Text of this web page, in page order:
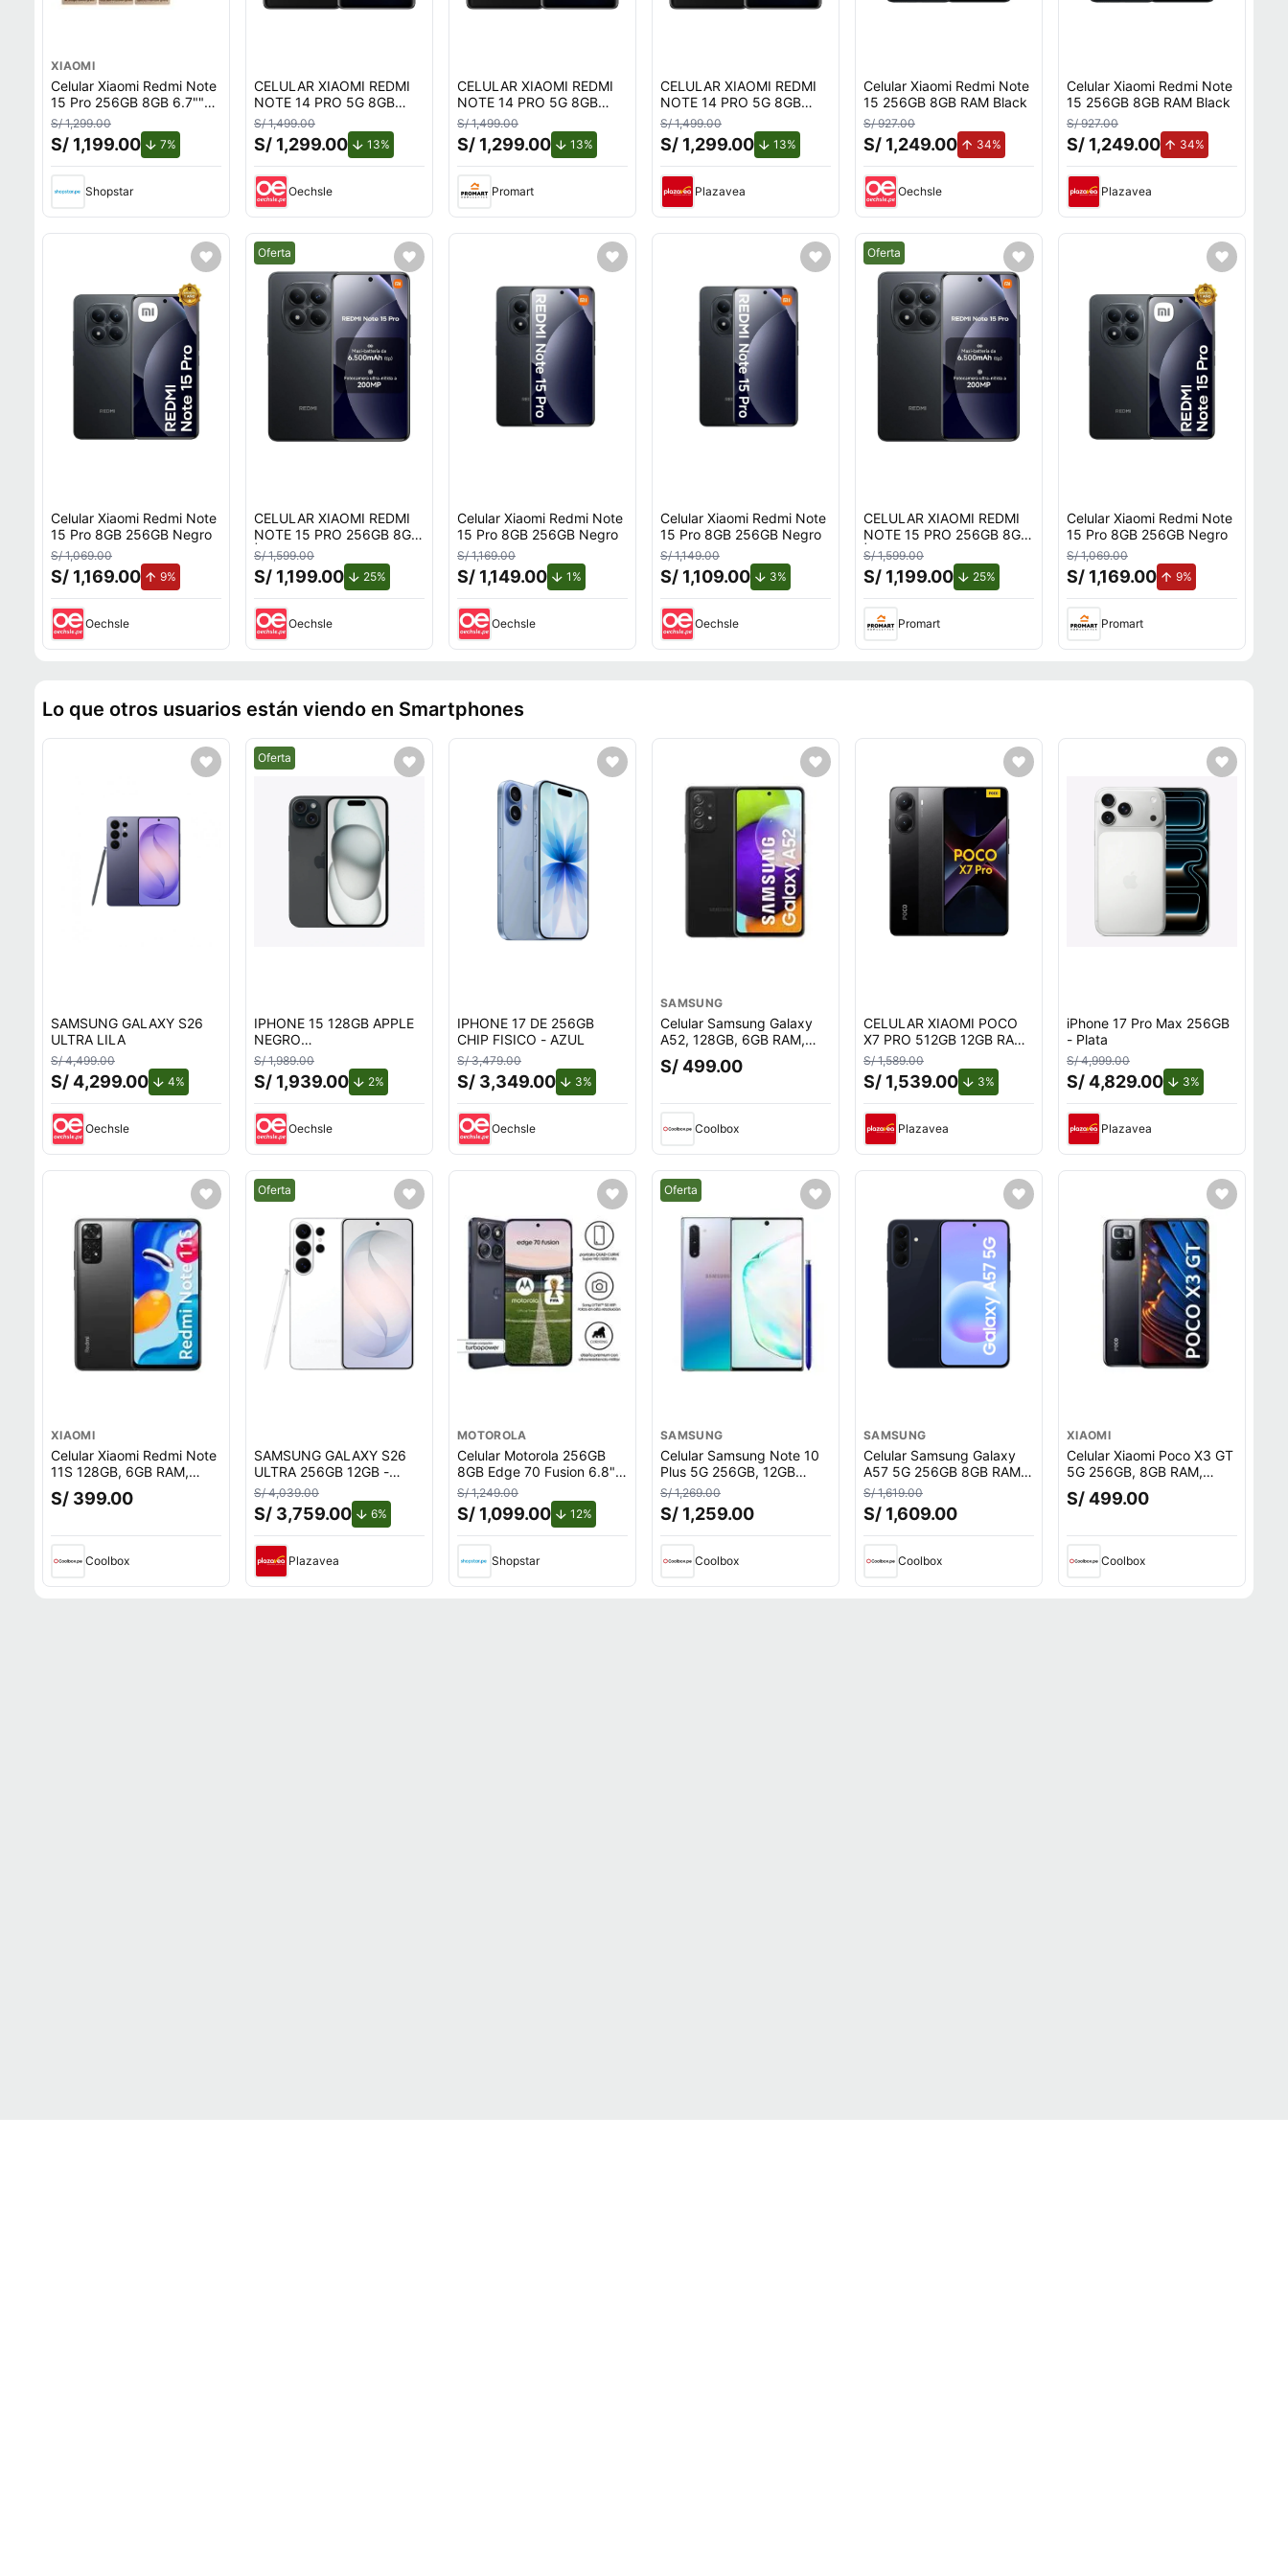
XIAOMI
Celular Xiaomi Redmi Note
15 Pro 256GB 8GB 6.7""
Black
S/ 1,299.00
S/ 1,199.00 7%
Shopstar
CELULAR XIAOMI REDMI
NOTE 14 PRO 5G 8GB
RAM 256GB DUAL SIM
6.67 - MIDNIGHT BLACK
S/ 1,499.00
S/ 1,299.00 13% de descuento.
Oechsle
CELULAR XIAOMI REDMI
NOTE 14 PRO 5G 8GB
RAM 256GB DUAL SIM
6.67 - MIDNIGHT BLACK
S/ 1,499.00
S/ 1,299.00 13% de descuento.
Promart
CELULAR XIAOMI REDMI
NOTE 14 PRO 5G 8GB
RAM 256GB DUAL SIM
6.67 - MIDNIGHT BLACK
S/ 1,499.00
S/ 1,299.00 13% de descuento.
Plazavea
Celular Xiaomi Redmi Note
15 256GB 8GB RAM Black
S/ 927.00
S/ 1,249.00 34%
Oechsle
Celular Xiaomi Redmi Note
15 256GB 8GB RAM Black
S/ 927.00
S/ 1,249.00 34%
Plazavea
Celular Xiaomi Redmi Note
15 Pro 8GB 256GB Negro
S/ 1,069.00
S/ 1,169.00 9%
Oechsle
Mejor precio.
Oferta
CELULAR XIAOMI REDMI
NOTE 15 PRO 256GB 8GB
| NEGRO
S/ 1,599.00
S/ 1,199.00 25% de descuento.
Oechsle
Celular Xiaomi Redmi Note
15 Pro 8GB 256GB Negro
S/ 1,169.00
S/ 1,149.00 1%
Oechsle
Celular Xiaomi Redmi Note
15 Pro 8GB 256GB Negro
S/ 1,149.00
S/ 1,109.00 3%
Oechsle
Mejor precio.
Oferta
CELULAR XIAOMI REDMI
NOTE 15 PRO 256GB 8GB
| NEGRO
S/ 1,599.00
S/ 1,199.00 25% de descuento.
Promart
Celular Xiaomi Redmi Note
15 Pro 8GB 256GB Negro
S/ 1,069.00
S/ 1,169.00 9%
Promart
Lo que otros usuarios están viendo en Smartphones
SAMSUNG GALAXY S26
ULTRA LILA
S/ 4,499.00
S/ 4,299.00 4% de descuento.
Oechsle
Mejor precio.
Oferta
IPHONE 15 128GB APPLE
NEGRO
REACONDICIONADO
S/ 1,989.00
S/ 1,939.00 2% de descuento.
Oechsle
IPHONE 17 DE 256GB
CHIP FISICO - AZUL
S/ 3,479.00
S/ 3,349.00 3%
Oechsle
SAMSUNG
Celular Samsung Galaxy
A52, 128GB, 6GB RAM,
cámara trasera 64MP y
frontal 32MP, 6.5"",
S/ 499.00
Coolbox
CELULAR XIAOMI POCO
X7 PRO 512GB 12GB RAM
NEGRO
S/ 1,589.00
S/ 1,539.00 3% de descuento.
Plazavea
iPhone 17 Pro Max 256GB
- Plata
S/ 4,999.00
S/ 4,829.00 3%
Plazavea
XIAOMI
Celular Xiaomi Redmi Note
11S 128GB, 6GB RAM,
cámara trasera 108MP y
frontal 16MP, 6.43"", gris
S/ 399.00
Coolbox
Mejor precio.
Oferta
SAMSUNG GALAXY S26
ULTRA 256GB 12GB -
BLANCO
S/ 4,039.00
S/ 3,759.00 6% de descuento.
Plazavea
MOTOROLA
Celular Motorola 256GB
8GB Edge 70 Fusion 6.8""
Azul
S/ 1,249.00
S/ 1,099.00 12% de descuento.
Shopstar
Mejor precio.
Oferta
SAMSUNG
Celular Samsung Note 10
Plus 5G 256GB, 12GB
RAM, cámara trasera
12MP, frontal 10MP, 6.8"",
AuroraGlow
S/ 1,269.00
S/ 1,259.00
Coolbox
SAMSUNG
Celular Samsung Galaxy
A57 5G 256GB 8GB RAM,
cámara trasera 50MP y
frontal 12MP, 6.7"", azul
oscuro
S/ 1,619.00
S/ 1,609.00
Coolbox
XIAOMI
Celular Xiaomi Poco X3 GT
5G 256GB, 8GB RAM,
cámara trasera 64MP y
frontal 16MP, 6.6"", negro
S/ 499.00
Coolbox